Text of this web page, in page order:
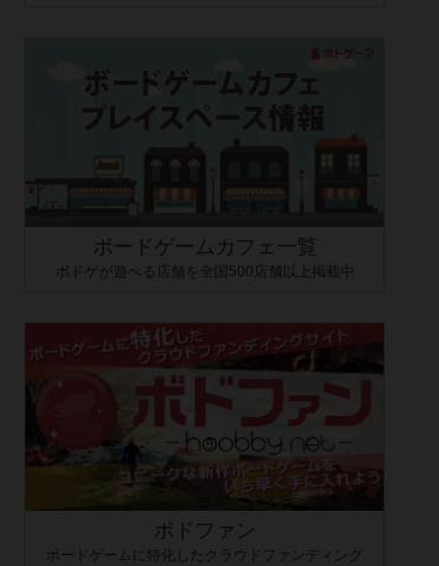
ボードゲームカフェ一覧
ボドゲが遊べる店舗を全国500店舗以上掲載中
ボドファン
ボードゲームに特化したクラウドファンディング